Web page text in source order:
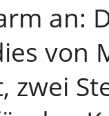
an:
von
zwei